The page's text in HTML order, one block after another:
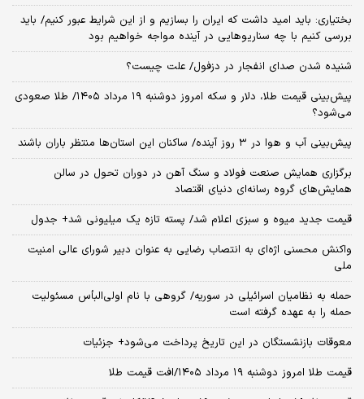
بختیاری: باید امید داشت که ایران را بسازیم و از این شرایط عبور کنیم/ باید
بررسی کنیم با چه سناریوهایی در آینده مواجه خواهیم بود
شنیده شدن صدای انفجار در دزفول/ علت چیست؟
پیش‌بینی قیمت طلا، دلار و سکه امروز دوشنبه ۱۹ مرداد ۱۴۰۵/ طلا صعودی
می‌شود؟
پیش‌بینی آب و هوا در ۳ روز آینده/ ساکنان این استان‌ها منتظر باران باشند
برگزاری همایش صنعت فولاد و سنگ آهن در دوران تحول در سالن
همایش‌های گروه رسانه‌ای دنیای اقتصاد
قیمت جدید میوه و سبزی اعلام شد/ پسته تازه یک میلیونی شد+ جدول
واکنش محسنی اژه‌ای به انتصاب رضایی به عنوان دبیر شورای عالی امنیت
ملی
حمله به نظامیان اسرائیلی در سوریه/ گروهی با نام اولی‌البأس مسئولیت
حمله را به عهده گرفته است
معوقات بازنشستگان در این تاریخ پرداخت می‌شود+ جزئیات
قیمت طلا امروز دوشنبه ۱۹ مرداد ۱۴۰۵/افت قیمت طلا